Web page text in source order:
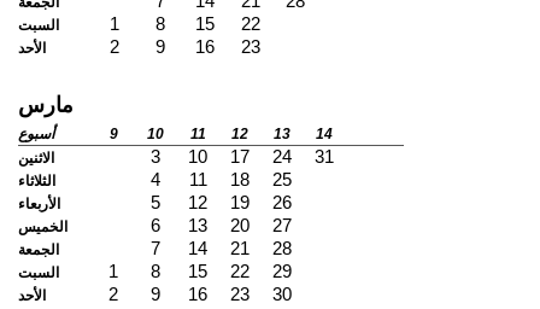
السبت 1 8 15 22
الأحد 2 9 16 23
مارس
أسبوع 9 10 11 12 13
14
الاثنين
3 10 17 24 31
الثلاثاء 4 11 18 25
الأربعاء 5 12 19 26
الخميس 6 13 20 27
الجمعة 7 14 21 28
السبت 1 8 15 22 29
الأحد 2 9 16 23 30